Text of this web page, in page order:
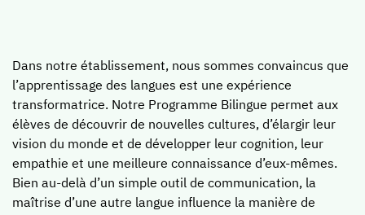
Notre valeur ajoutée
Contacter le collège
Lycée
Pourquoi choisir le lycée à Sainte-Marie ?
Dans notre établissement, nous sommes convaincus que
l’apprentissage des langues est une expérience
transformatrice. Notre Programme Bilingue permet aux
élèves de découvrir de nouvelles cultures, d’élargir leur
vision du monde et de développer leur cognition, leur
empathie et une meilleure connaissance d’eux-mêmes.
Bien au-delà d’un simple outil de communication, la
maîtrise d’une autre langue influence la manière de